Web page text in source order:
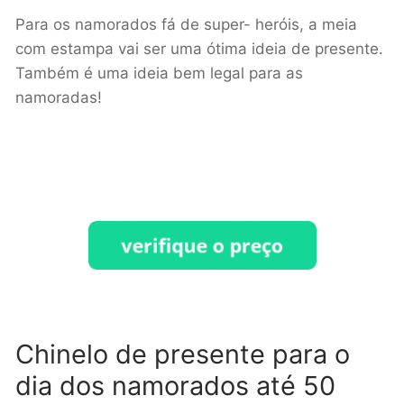
Para os namorados fá de super- heróis, a meia
com estampa vai ser uma ótima ideia de presente.
Também é uma ideia bem legal para as
namoradas!
Chinelo de presente para o
dia dos namorados até 50